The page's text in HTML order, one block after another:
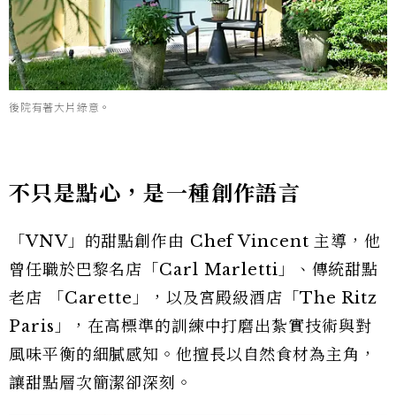
後院有著大片綠意。
不只是點心，是一種創作語言
「VNV」的甜點創作由 Chef Vincent 主導，他
曾任職於巴黎名店「Carl Marletti」、傳統甜點
老店 「Carette」，以及宮殿級酒店「The Ritz
Paris」，在高標準的訓練中打磨出紮實技術與對
風味平衡的細膩感知。他擅長以自然食材為主角，
讓甜點層次簡潔卻深刻。